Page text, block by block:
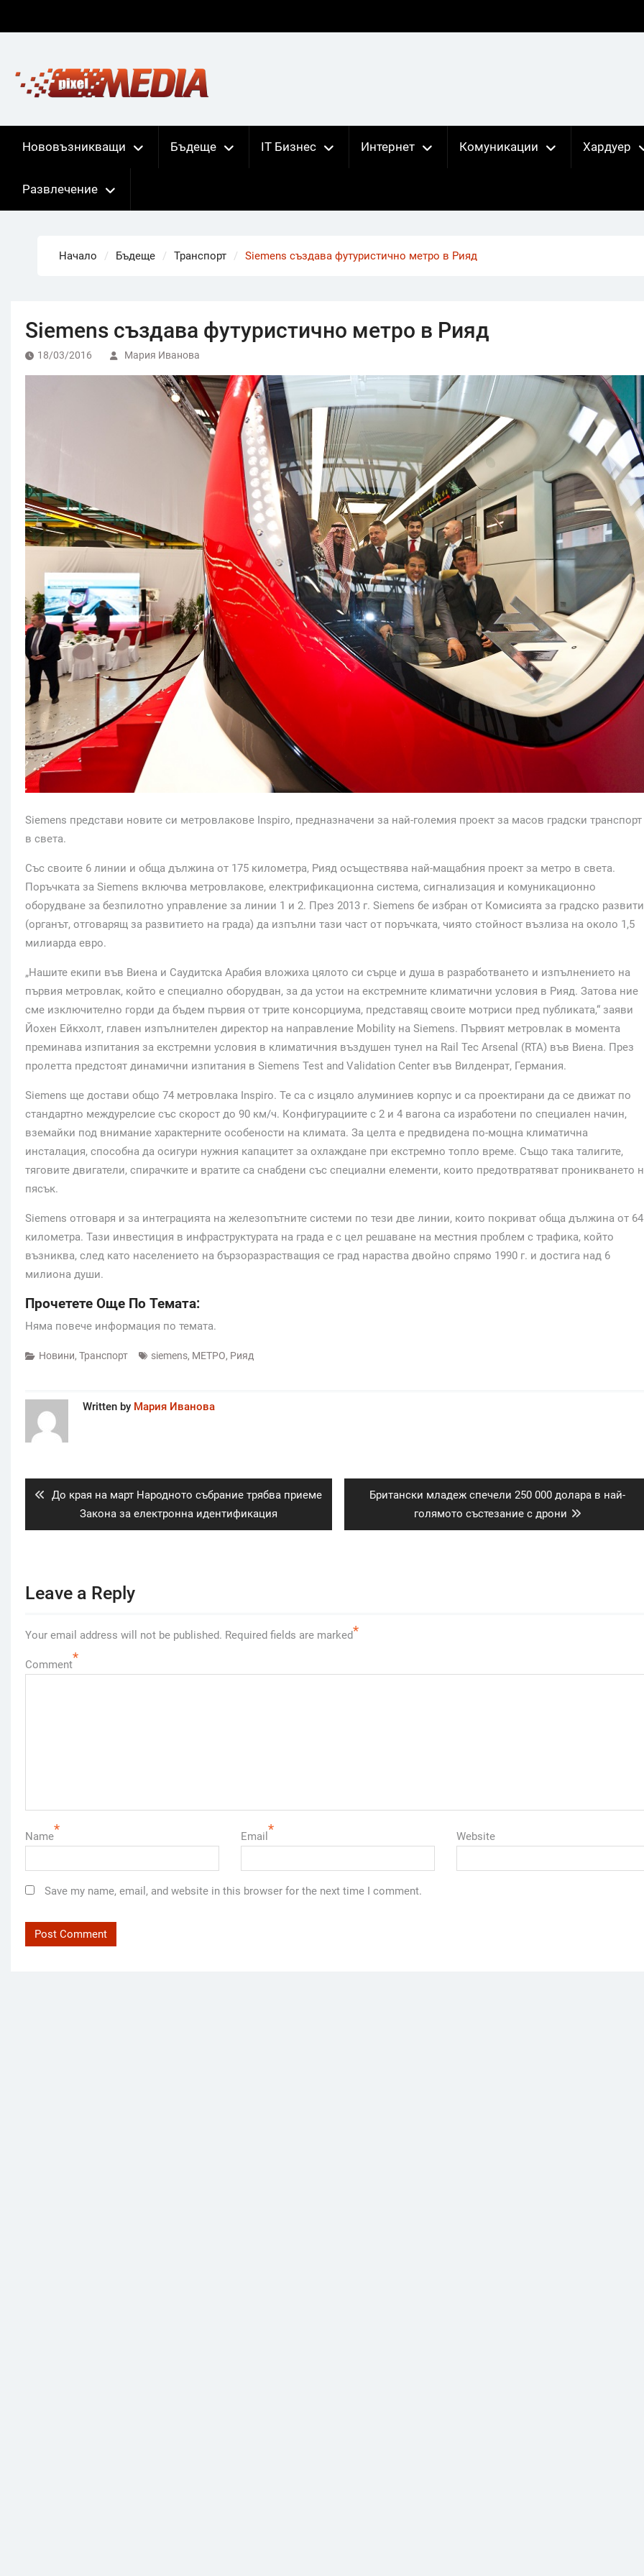
Нововъзникващи Бъдеще IT Бизнес Интернет Комуникации Хардуер
Развлечение
Начало Бъдеще Транспорт Siemens създава футуристично метро в Рияд
Siemens създава футуристично метро в Рияд
18/03/2016 Мария Иванова
Siemens представи новите си метровлакове Inspiro, предназначени за най-големия проект за масов градски транспорт
в света.
Със своите 6 линии и обща дължина от 175 километра, Рияд осъществява най-мащабния проект за метро в света.
Поръчката за Siemens включва метровлакове, електрификационна система, сигнализация и комуникационно
оборудване за безпилотно управление за линии 1 и 2. През 2013 г. Siemens бе избран от Комисията за градско
(органът, отговарящ за развитието на града) да изпълни тази част от поръчката, чиято стойност възлиза на около 1,5
милиарда евро.
„Нашите екипи във Виена и Саудитска Арабия вложиха цялото си сърце и душа в разработването и изпълнението на
първия метровлак, който е специално оборудван, за да устои на екстремните климатични условия в Рияд. Затова ние
сме изключително горди да бъдем първия от трите консорциума, представящ своите мотриси пред публиката,“ заяви
Йохен Ейкхолт, главен изпълнителен директор на направление Mobility на Siemens. Първият метровлак в момента
преминава изпитания за екстремни условия в климатичния въздушен тунел на Rail Tec Arsenal (RTA) във Виена. През
пролетта предстоят динамични изпитания в Siemens Test and Validation Center във Вилденрат, Германия.
Siemens ще достави общо 74 метровлака Inspiro. Те са с изцяло алуминиев корпус и са проектирани да се движат по
стандартно междурелсие със скорост до 90 км/ч. Конфигурациите с 2 и 4 вагона са изработени по специален начин,
вземайки под внимание характерните особености на климата. За целта е предвидена по-мощна климатична
инсталация, способна да осигури нужния капацитет за охлаждане при екстремно топло време. Също така талигите,
тяговите двигатели, спирачките и вратите са снабдени със специални елементи, които предотвратяват проникването
пясък.
Siemens отговаря и за интеграцията на железопътните системи по тези две линии, които покриват обща дължина от 64
километра. Тази инвестиция в инфраструктурата на града е с цел решаване на местния проблем с трафика, който
възниква, след като населението на бързоразрастващия се град нараства двойно спрямо 1990 г. и достига над 6
милиона души.
Прочетете Още По Темата:
Няма повече информация по темата.
Новини, Транспорт siemens, МЕТРО, Рияд
Written by Мария Иванова
Previous
До края на март Народното събрание трябва приеме
Закона за електронна идентификация
Next
Британски младеж спечели 250 000 долара в най-
голямото състезание с дрони
Leave a Reply
Your email address will not be published. Required fields are marked*
Comment*
Name* Email * Website
Save my name, email, and website in this browser for the next time I comment.